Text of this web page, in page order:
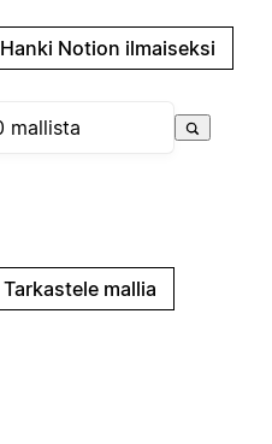
Hanki Notion ilmaiseksi
Tarkastele mallia